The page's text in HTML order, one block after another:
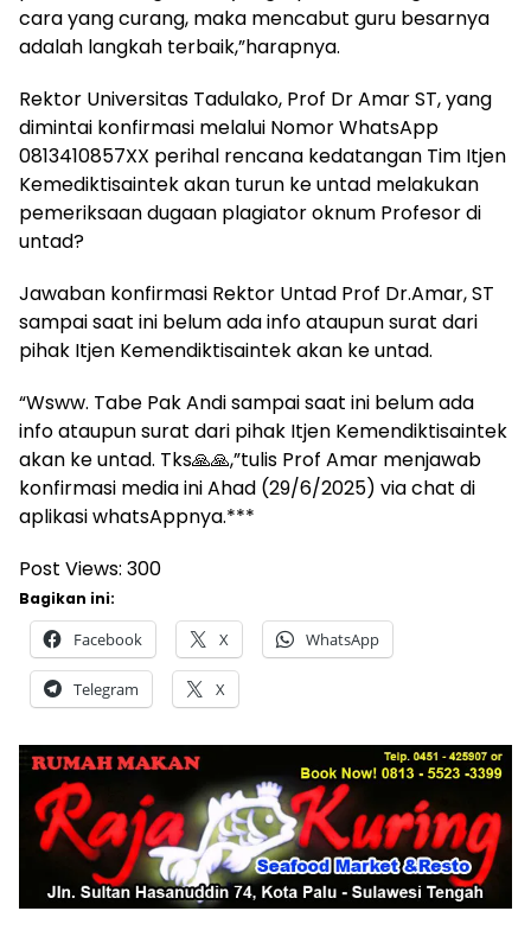
cara yang curang, maka mencabut guru besarnya
adalah langkah terbaik,”harapnya.
Rektor Universitas Tadulako, Prof Dr Amar ST, yang
dimintai konfirmasi melalui Nomor WhatsApp
0813410857XX perihal rencana kedatangan Tim Itjen
Kemediktisaintek akan turun ke untad melakukan
pemeriksaan dugaan plagiator oknum Profesor di
untad?
Jawaban konfirmasi Rektor Untad Prof Dr.Amar, ST
sampai saat ini belum ada info ataupun surat dari
pihak Itjen Kemendiktisaintek akan ke untad.
“Wsww. Tabe Pak Andi sampai saat ini belum ada
info ataupun surat dari pihak Itjen Kemendiktisaintek
akan ke untad. Tks🙏🙏,”tulis Prof Amar menjawab
konfirmasi media ini Ahad (29/6/2025) via chat di
aplikasi whatsAppnya.***
Post Views: 300
Bagikan ini:
Facebook X WhatsApp
Telegram X